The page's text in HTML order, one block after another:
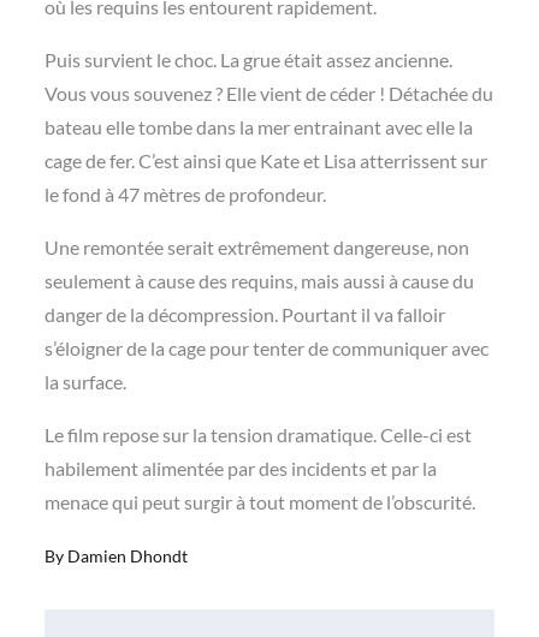
où les requins les entourent rapidement.
Puis survient le choc. La grue était assez ancienne.
Vous vous souvenez ? Elle vient de céder ! Détachée du
bateau elle tombe dans la mer entrainant avec elle la
cage de fer. C’est ainsi que Kate et Lisa atterrissent sur
le fond à 47 mètres de profondeur.
Une remontée serait extrêmement dangereuse, non
seulement à cause des requins, mais aussi à cause du
danger de la décompression. Pourtant il va falloir
s’éloigner de la cage pour tenter de communiquer avec
la surface.
Le film repose sur la tension dramatique. Celle-ci est
habilement alimentée par des incidents et par la
menace qui peut surgir à tout moment de l’obscurité.
By Damien Dhondt